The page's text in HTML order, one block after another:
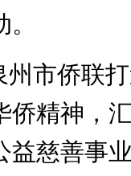
市侨联打
侨精神，
益慈善事